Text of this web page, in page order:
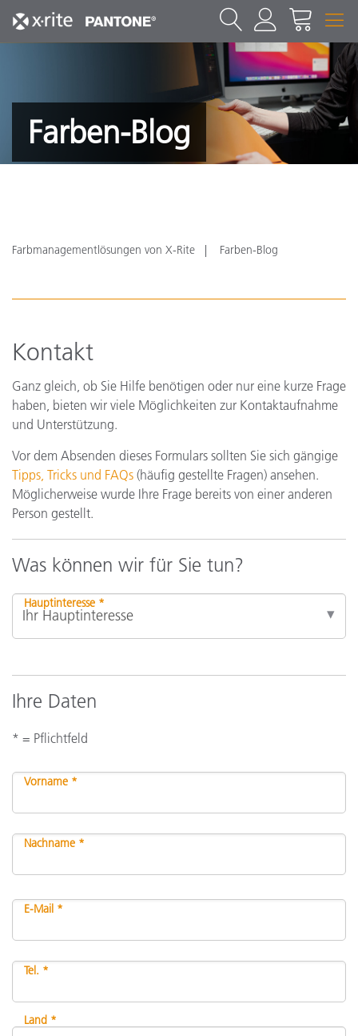
Farben-Blog
Farbmanagementlösungen von X-Rite Farben-Blog
Kontakt
Ganz gleich, ob Sie Hilfe benötigen oder nur eine kurze Frage
haben, bieten wir viele Möglichkeiten zur Kontaktaufnahme
und Unterstützung.
Vor dem Absenden dieses Formulars sollten Sie sich gängige
Tipps, Tricks und FAQs (häufig gestellte Fragen) ansehen.
Möglicherweise wurde Ihre Frage bereits von einer anderen
Person gestellt.
Was können wir für Sie tun?
Hauptinteresse *
Ihre Daten
* = Pflichtfeld
Vorname *
Nachname *
E-Mail *
Tel. *
Land *